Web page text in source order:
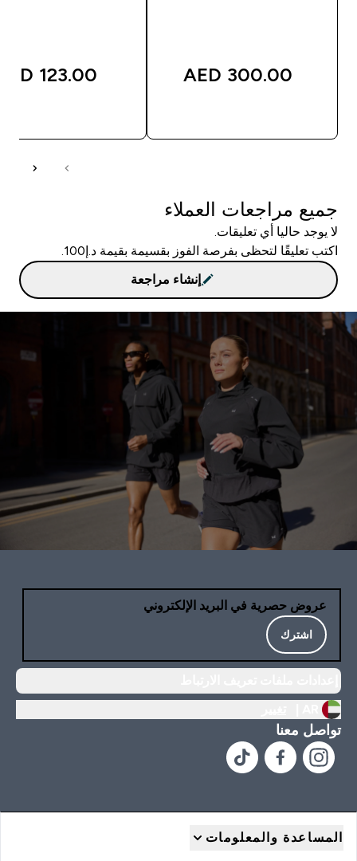
300.00 AED‎
123.00 AED‎
جميع مراجعات العملاء
لا يوجد حاليا أي تعليقات.
اكتب تعليقًا لتحظى بفرصة الفوز بقسيمة بقيمة د.إ100.
إنشاء مراجعة
عروض حصرية في البريد الإلكتروني
اشترك
تواصل معنا
المساعدة والمعلومات